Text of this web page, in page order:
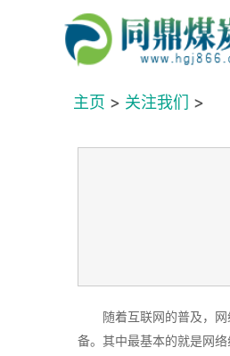
主页 > 关注我们 >
随着互联网的普及，
备。其中最基本的就是网